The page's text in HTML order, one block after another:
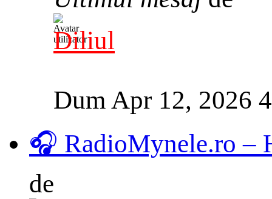
Diliul
Dum Apr 12, 2026
🎧 RadioMynele.ro –
de